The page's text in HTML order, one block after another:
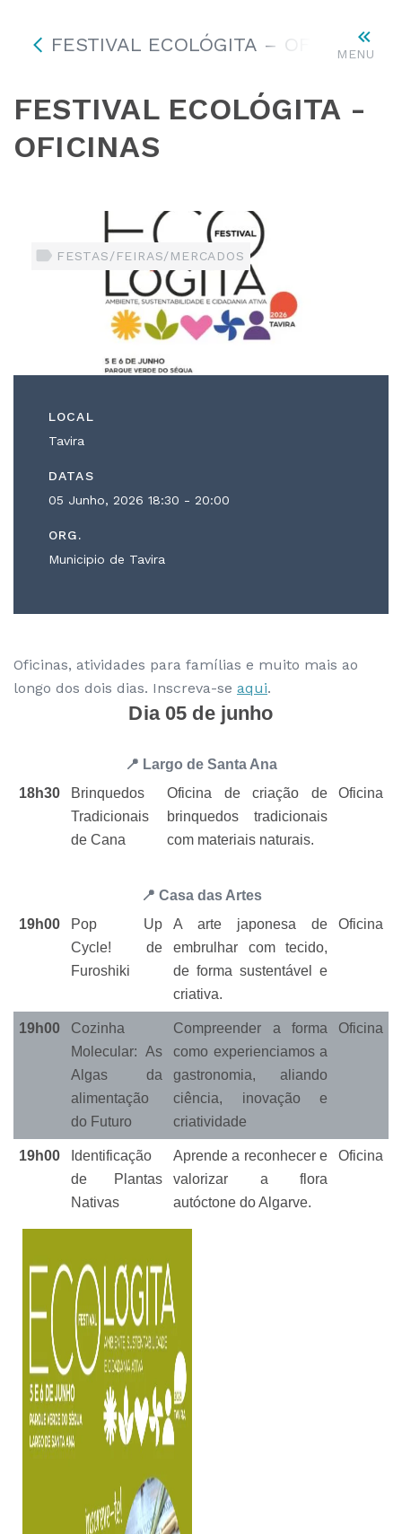
MENU
FESTIVAL ECOLÓGITA – OFICINAS
FESTIVAL ECOLÓGITA -
OFICINAS
FESTAS/FEIRAS/MERCADOS
LOCAL
Tavira
DATAS
05 Junho, 2026 18:30 - 20:00
ORG.
Municipio de Tavira
Oficinas, atividades para famílias e muito mais ao
longo dos dois dias. Inscreva-se aqui.
Dia 05 de junho
📍 Largo de Santa Ana
18h30
Brinquedos
Tradicionais
de Cana
Oficina de criação de
brinquedos tradicionais
com materiais naturais.
Oficina
📍 Casa das Artes
19h00
Pop Up
Cycle! de
Furoshiki
A arte japonesa de
embrulhar com tecido,
de forma sustentável e
criativa.
Oficina
19h00
Cozinha
Molecular: As
Algas da
alimentação
do Futuro
Compreender a forma
como experienciamos a
gastronomia, aliando
ciência, inovação e
criatividade
Oficina
19h00
Identificação
de Plantas
Nativas
Aprende a reconhecer e
valorizar a flora
autóctone do Algarve.
Oficina